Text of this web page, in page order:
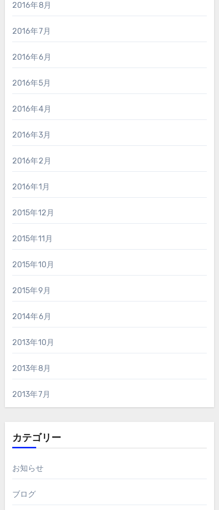
2016年8月
2016年7月
2016年6月
2016年5月
2016年4月
2016年3月
2016年2月
2016年1月
2015年12月
2015年11月
2015年10月
2015年9月
2014年6月
2013年10月
2013年8月
2013年7月
カテゴリー
お知らせ
ブログ